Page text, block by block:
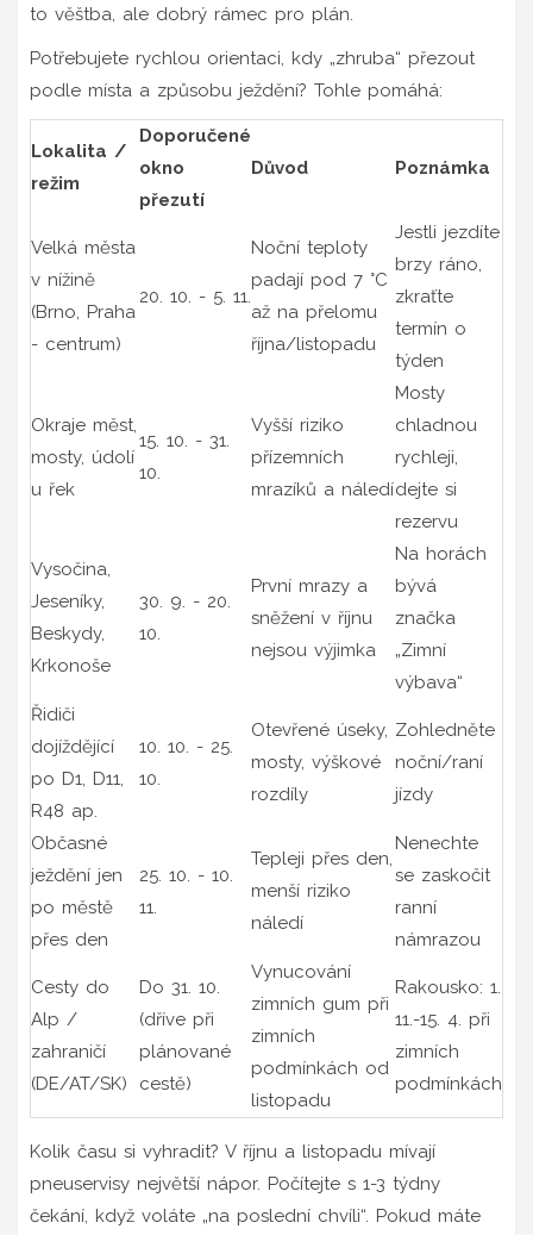
to věštba, ale dobrý rámec pro plán.
Potřebujete rychlou orientaci, kdy „zhruba“ přezout
podle místa a způsobu ježdění? Tohle pomáhá:
Lokalita /
režim
Doporučené
okno
přezutí
Důvod Poznámka
Velká města
v nížině
(Brno, Praha
- centrum)
20. 10. - 5. 11.
Noční teploty
padají pod 7 °C
až na přelomu
října/listopadu
Jestli jezdíte
brzy ráno,
zkraťte
termín o
týden
Okraje měst,
mosty, údolí
u řek
15. 10. - 31.
10.
Vyšší riziko
přízemních
mrazíků a náledí
Mosty
chladnou
rychleji,
dejte si
rezervu
Vysočina,
Jeseníky,
Beskydy,
Krkonoše
30. 9. - 20.
10.
První mrazy a
sněžení v říjnu
nejsou výjimka
Na horách
bývá
značka
„Zimní
výbava“
Řidiči
dojíždějící
po D1, D11,
R48 ap.
10. 10. - 25.
10.
Otevřené úseky,
mosty, výškové
rozdíly
Zohledněte
noční/raní
jízdy
Občasné
ježdění jen
po městě
přes den
25. 10. - 10.
11.
Tepleji přes den,
menší riziko
náledí
Nenechte
se zaskočit
ranní
námrazou
Cesty do
Alp /
zahraničí
(DE/AT/SK)
Do 31. 10.
(dříve při
plánované
cestě)
Vynucování
zimních gum při
zimních
podmínkách od
listopadu
Rakousko: 1.
11.-15. 4. při
zimních
podmínkách
Kolik času si vyhradit? V říjnu a listopadu mívají
pneuservisy největší nápor. Počítejte s 1-3 týdny
čekání, když voláte „na poslední chvíli“. Pokud máte